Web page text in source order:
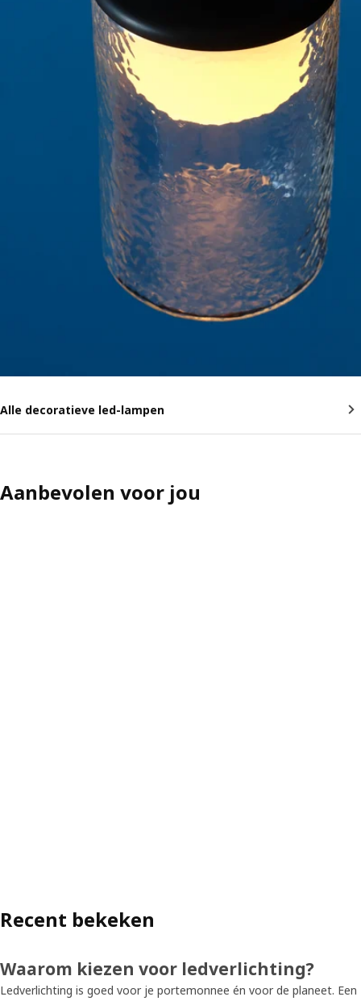
Alle decoratieve led-lampen
Aanbevolen voor jou
Recent bekeken
Waarom kiezen voor ledverlichting?
Ledverlichting is goed voor je portemonnee én voor de planeet. Een